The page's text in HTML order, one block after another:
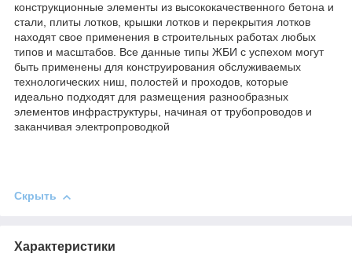
конструкционные элементы из высококачественного бетона и
стали, плиты лотков, крышки лотков и перекрытия лотков
находят свое применения в строительных работах любых
типов и масштабов. Все данные типы ЖБИ с успехом могут
быть применены для конструирования обслуживаемых
технологических ниш, полостей и проходов, которые
идеально подходят для размещения разнообразных
элементов инфраструктуры, начиная от трубопроводов и
заканчивая электропроводкой
Скрыть
Характеристики